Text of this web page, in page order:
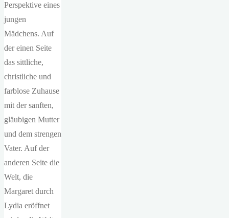
Perspektive eines
jungen
Mädchens. Auf
der einen Seite
das sittliche,
christliche und
farblose Zuhause
mit der sanften,
gläubigen Mutter
und dem strengen
Vater. Auf der
anderen Seite die
Welt, die
Margaret durch
Lydia eröffnet